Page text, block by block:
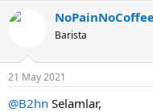
k
Barista
21 May 2021
@B2hn Selamlar,